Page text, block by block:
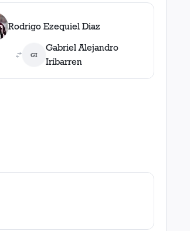
Rodrigo Ezequiel Diaz
GI
Gabriel Alejandro
Iribarren